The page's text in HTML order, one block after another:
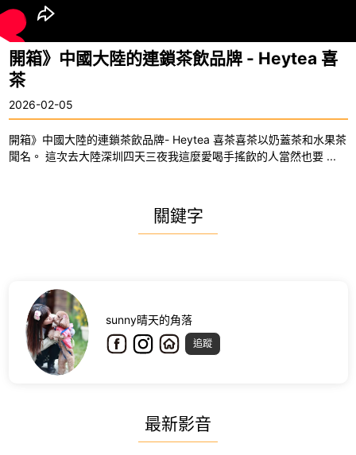
開箱》中國大陸的連鎖茶飲品牌 - Heytea 喜
茶
2026-02-05
開箱》中國大陸的連鎖茶飲品牌- Heytea 喜茶喜茶以奶蓋茶和水果茶
聞名。 這次去大陸深圳四天三夜我這麼愛喝手搖飲的人當然也要 ...
關鍵字
sunny晴天的角落
追蹤
最新影音